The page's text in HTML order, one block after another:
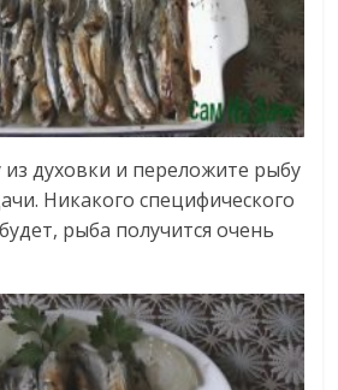
духовки и переложите рыбу
Никакого специфического
рыба получится очень